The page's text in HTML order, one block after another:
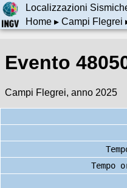
Localizzazioni
Home▸ Campi Flegrei
Evento
Campi Flegrei, anno 2025
Tempo